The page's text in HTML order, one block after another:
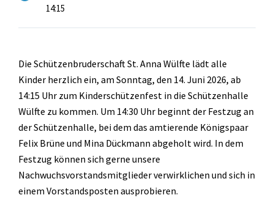
14:15
Die Schützenbruderschaft St. Anna Wülfte lädt alle
Kinder herzlich ein, am Sonntag, den 14. Juni 2026, ab
14:15 Uhr zum Kinderschützenfest in die Schützenhalle
Wülfte zu kommen. Um 14:30 Uhr beginnt der Festzug an
der Schützenhalle, bei dem das amtierende Königspaar
Felix Brüne und Mina Dückmann abgeholt wird. In dem
Festzug können sich gerne unsere
Nachwuchsvorstandsmitglieder verwirklichen und sich in
einem Vorstandsposten ausprobieren.